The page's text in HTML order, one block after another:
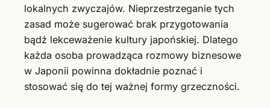
lokalnych zwyczajów. Nieprzestrzeganie tych
zasad może sugerować brak przygotowania
bądź lekceważenie kultury japońskiej. Dlatego
każda osoba prowadząca rozmowy biznesowe
w Japonii powinna dokładnie poznać i
stosować się do tej ważnej formy grzeczności.